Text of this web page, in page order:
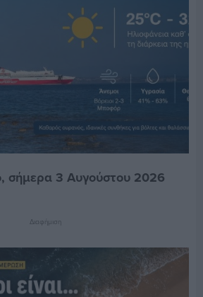
σήμερα 3 Αυγούστου 2026
Διαφήμιση